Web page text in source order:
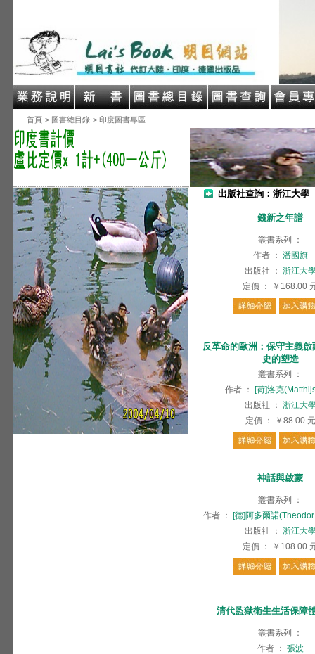
首頁 > 圖書總目錄 > 印度圖書專區
出版社查詢：浙江大學
錢新之年譜
叢書系列
：
作者 ： 潘國旗
出版社
： 浙江大
定價 ： ￥168.00
反革命的歐洲：保守主義
史的塑造
叢書系列
：
作者 ：
[荷]洛克
出版社
： 浙江大
定價 ： ￥88.00 元
神話與啟蒙
叢書系列
：
作者 ：
[德]阿多爾諾
出版社
： 浙江大
定價 ： ￥108.00
清代監獄衛生生活保障
叢書系列
：
作者 ： 張波